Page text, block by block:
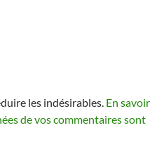
les indésirables. En savoir
de vos commentaires sont